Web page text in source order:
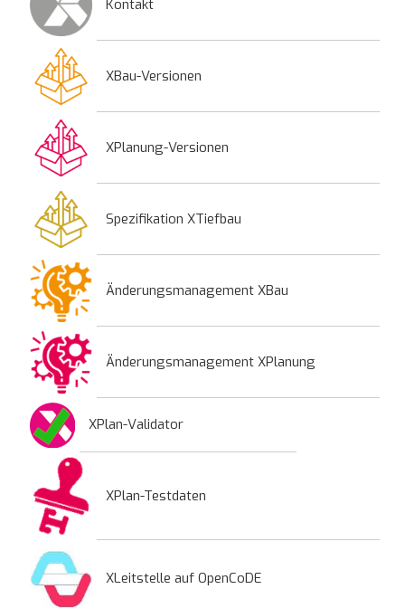
Kontakt
XBau-Versionen
XPlanung-Versionen
Spezifikation XTiefbau
Änderungsmanagement XBau
Änderungsmanagement XPlanung
XPlan-Validator
XPlan-Testdaten
XLeitstelle auf OpenCoDE